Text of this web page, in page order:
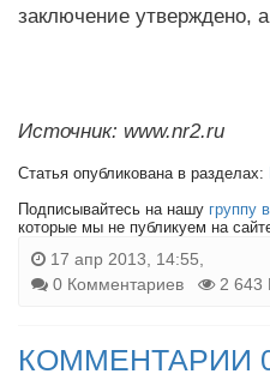
заключение утверждено,
Источник: www.nr2.ru
Статья опубликована в разделах:
Подписывайтесь на нашу группу
которые мы не публикуем на
17 апр 2013, 14:55,
0 Комментариев
2 643
КОММЕНТАРИИ